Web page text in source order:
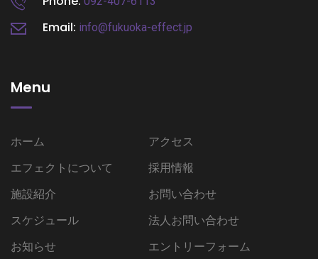
Email: info@fukuoka-effect.jp
Menu
ホーム
エフェクトについて
施設紹介
スケジュール
お知らせ
アクセス
採用情報
お問い合わせ
法人お問い合わせ
エントリーフォーム